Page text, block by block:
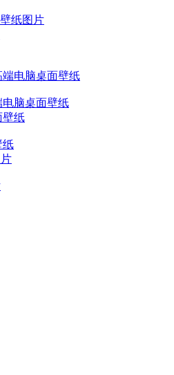
纸图片
脑桌面壁纸
纸